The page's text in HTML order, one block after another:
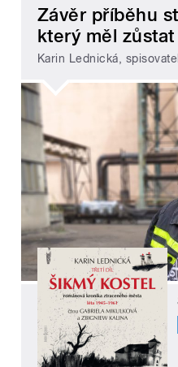
Závěr příběhu
který měl
Karin Lednická,